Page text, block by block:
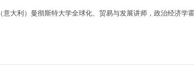
大利）曼彻斯特大学全球化、贸易与发展讲师，政治经济学霍